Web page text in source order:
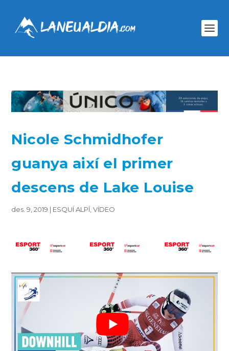
Nicole Schmidhofer
guanya així el primer
descens de Lake Louise
des. 9, 2019 | ESQUÍ ALPÍ ,VÍDEO